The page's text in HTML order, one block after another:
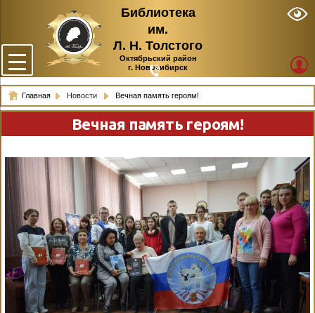
Библиотека
им.
Л. Н. Толстого
Октябрьский район
г. Новосибирск
Главная Новости Вечная память героям!
Вечная память героям!